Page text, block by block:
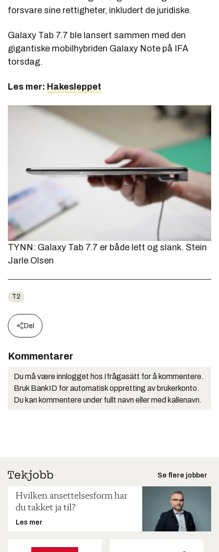
forsvare sine rettigheter, inkludert de juridiske.
Galaxy Tab 7.7 ble lansert sammen med den
gigantiske mobilhybriden Galaxy Note på IFA
torsdag.
Les mer: Hakesleppet
TYNN: Galaxy Tab 7.7 er både lett og slank. Stein
Jarle Olsen
T2
Del
Kommentarer
Du må være innlogget hos Ifrågasätt for å kommentere.
Bruk BankID for automatisk oppretting av brukerkonto.
Du kan kommentere under fullt navn eller med kallenavn.
Se flere jobber
Hvilken ansettelsesform har
du takket ja til?
Les mer